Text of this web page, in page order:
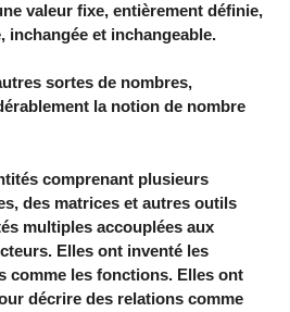
valeur fixe, entièrement définie,
inchangée et inchangeable.
sortes de nombres,
la notion de nombre
comprenant plusieurs
des matrices et autres outils
multiples accouplées aux
Elles ont inventé les
comme les fonctions. Elles ont
décrire des relations comme